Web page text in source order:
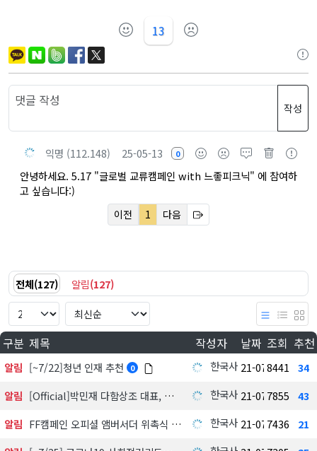
13
작성
익명 (112.148) 25-05-13 0
안녕하세요. 5.17 "글로벌 교류캠페인 with 느좋피크닉" 에 참여하
고 싶습니다:)
이전 1 다음
전체(127) 알림(127)
구분 제목 작성자 날짜 조회 추천
알림 [~7/22]청년 인재 추천 0 한국사회공헌협회
21-07-22
8441
34
알림
[Official]박민재 다함상조 대표, 협회 이사진 합류 한국사회공헌협회
21-07-21
7855
43
알림
FF캠페인 오피셜 앰버서더 위촉식 현장 스케치 영상 한국사회공헌협회
21-07-12
7436
21